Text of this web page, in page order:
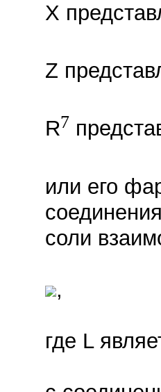
X
Z
R7
или его
соли
,
где L